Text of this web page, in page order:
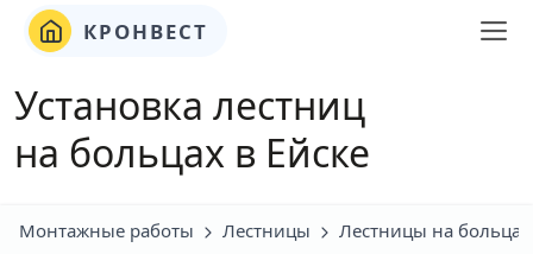
КРОНВЕСТ
Установка лестниц
на больцах в Ейске
Монтажные работы Лестницы Лестницы на больцах